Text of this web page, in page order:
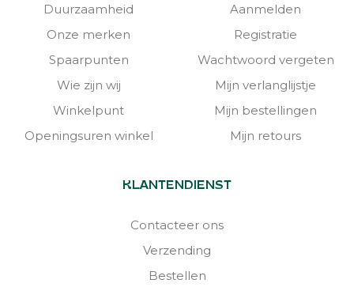
Duurzaamheid
Onze merken
Spaarpunten
Wie zijn wij
Winkelpunt
Openingsuren winkel
Aanmelden
Registratie
Wachtwoord vergeten
Mijn verlanglijstje
Mijn bestellingen
Mijn retours
KLANTENDIENST
Contacteer ons
Verzending
Bestellen